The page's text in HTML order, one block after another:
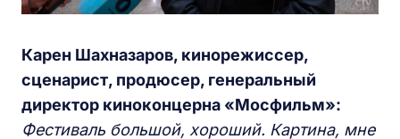
Карен Шахназаров, кинорежиссер,
сценарист, продюсер, генеральный
директор киноконцерна «Мосфильм»:
Фестиваль большой, хороший. Картина, мне